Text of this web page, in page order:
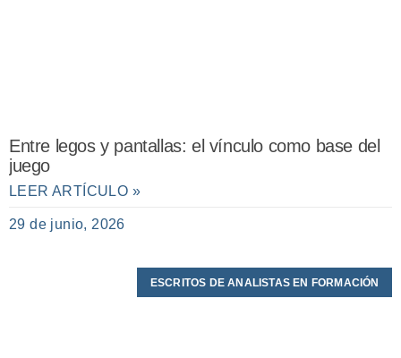
Entre legos y pantallas: el vínculo como base del
juego
LEER ARTÍCULO »
29 de junio, 2026
ESCRITOS DE ANALISTAS EN FORMACIÓN